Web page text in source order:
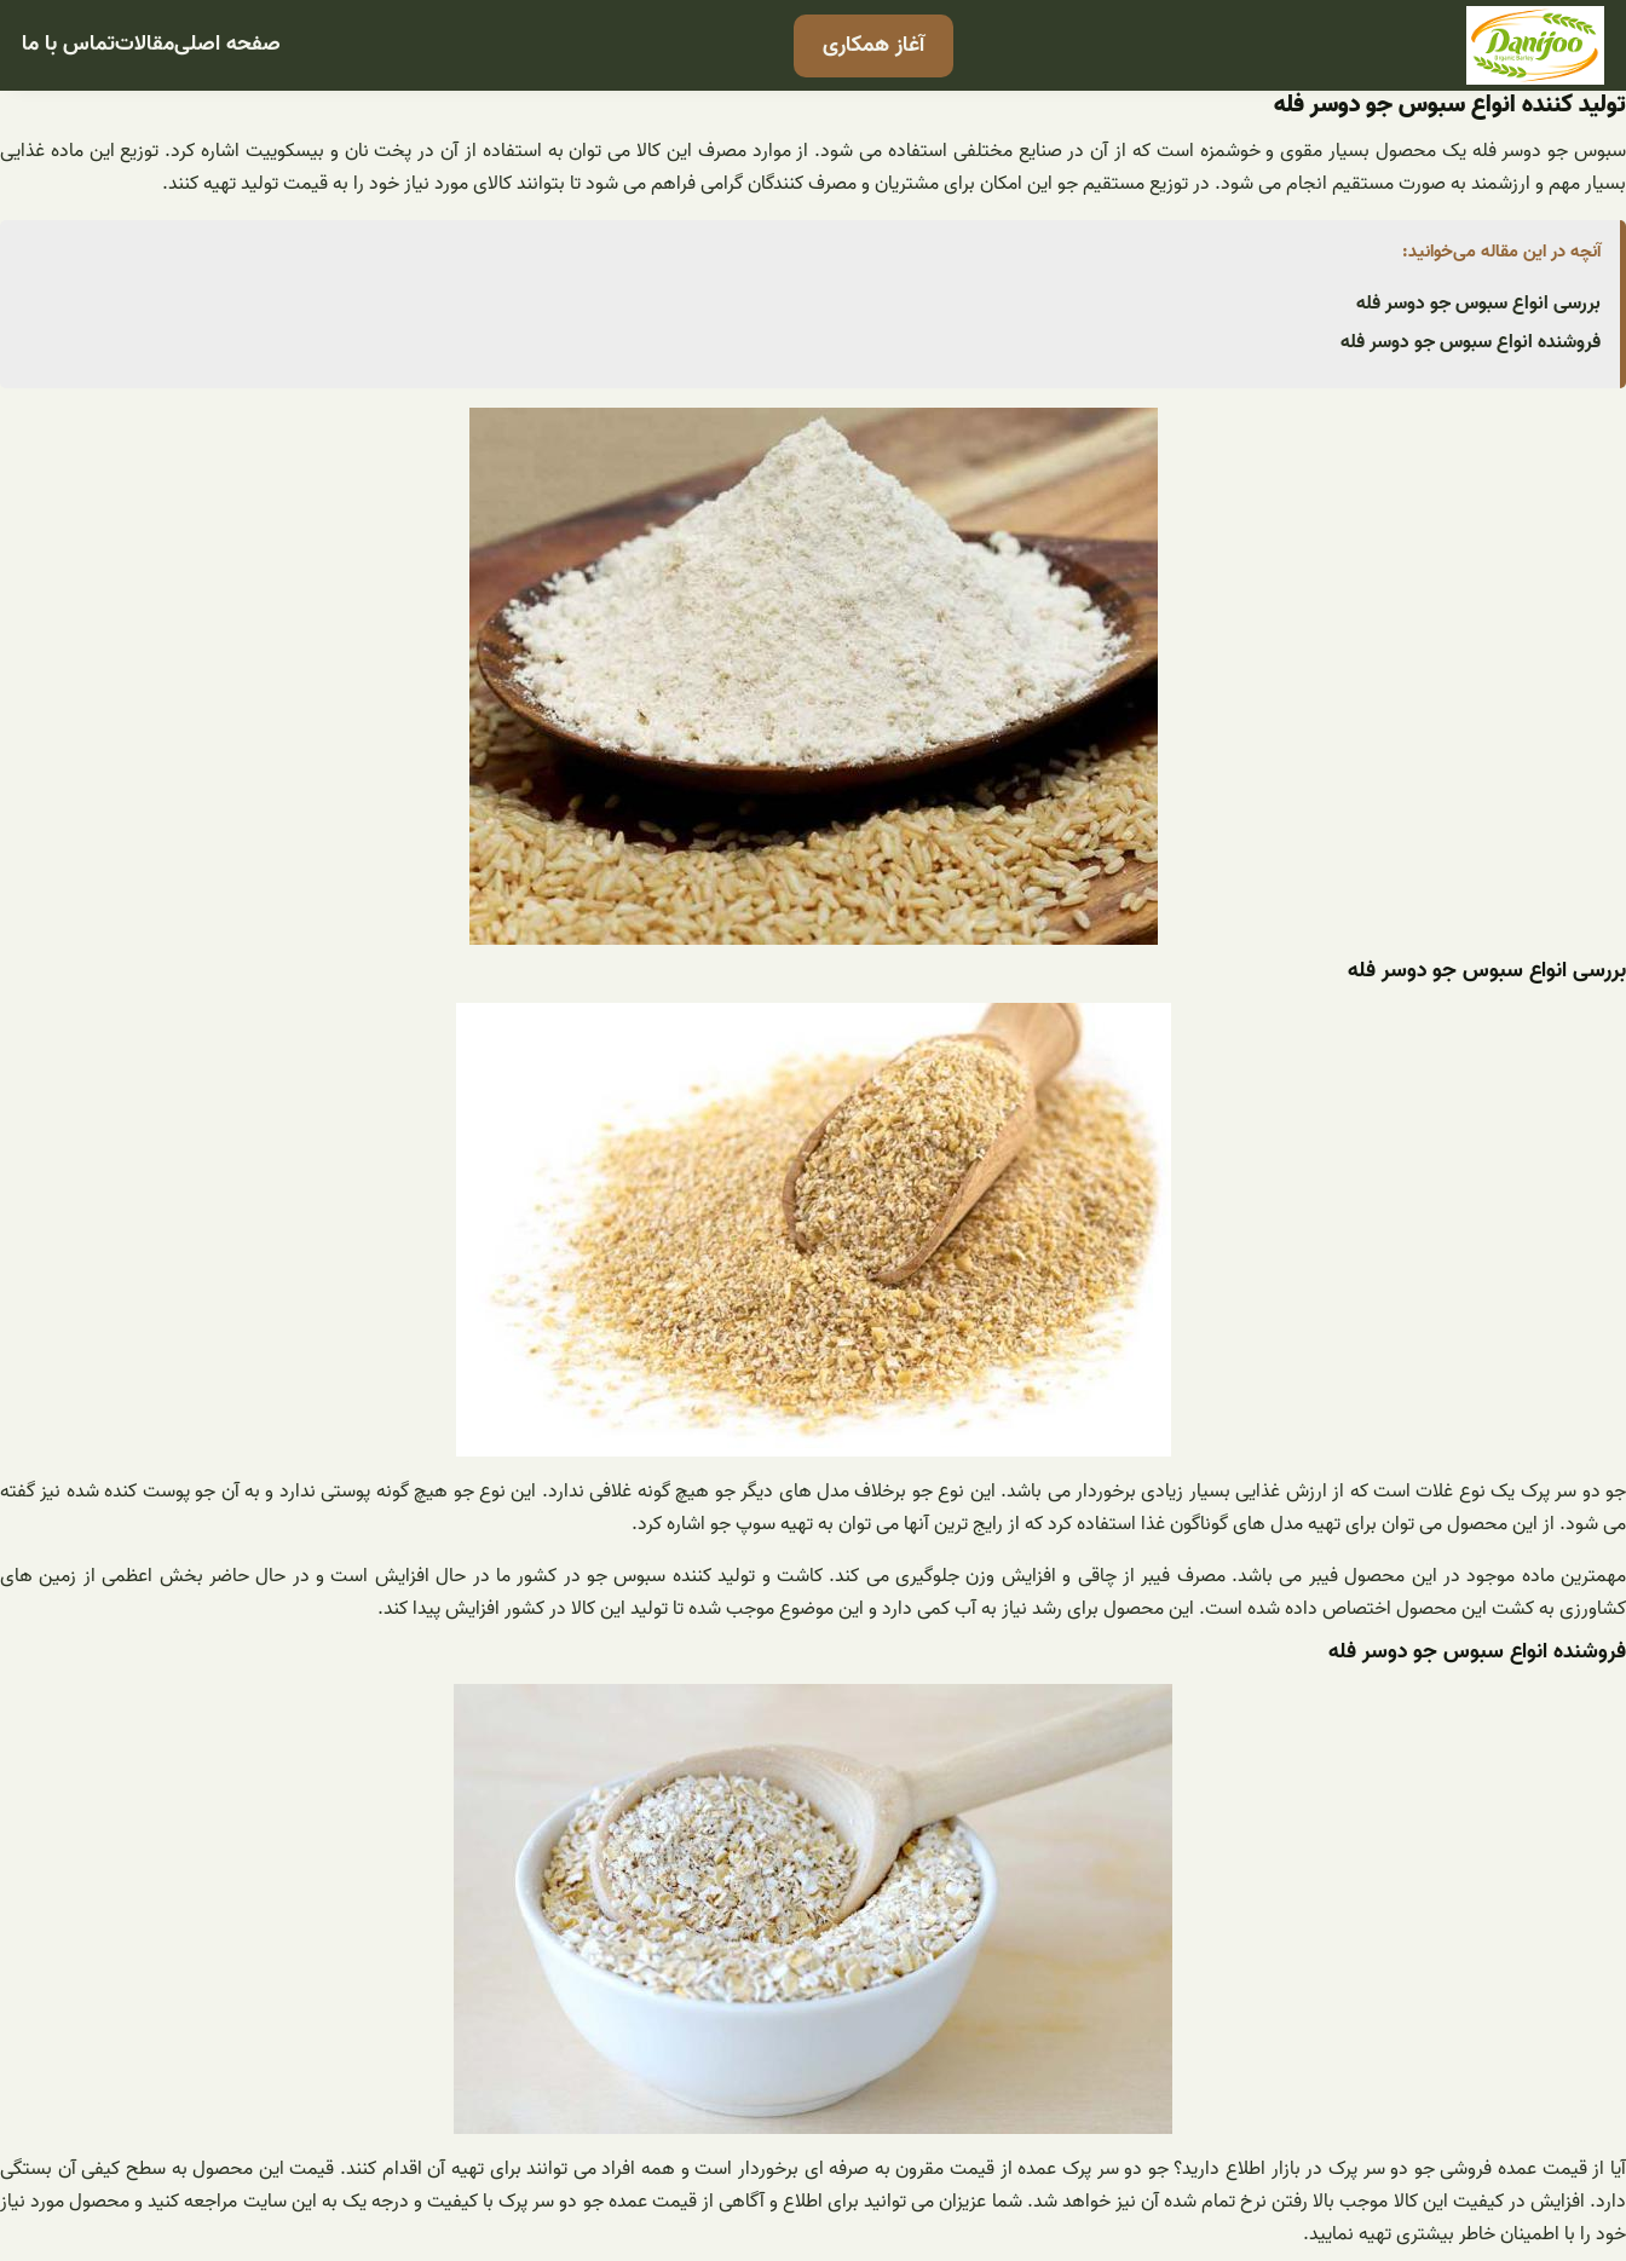
رفتن
محتوا
آغاز همکاری صفحه اصلیمقالاتتماس با ما
تولید کننده انواع سبوس جو دوسر فله
سبوس جو دوسر فله یک محصول بسیار مقوی و خوشمزه است که از آن در صنایع مختلفی استفاده می شود. از موارد مصرف این کالا می توان به استفاده از آن در پخت نان و بیسکوییت اشاره کرد. توزیع این ماده غذایی
بسیار مهم و ارزشمند به صورت مستقیم انجام می شود. در توزیع مستقیم جو این امکان برای مشتریان و مصرف کنندگان گرامی فراهم می شود تا بتوانند کالای مورد نیاز خود را به قیمت تولید تهیه کنند.
آنچه در این مقاله می‌خوانید:
بررسی انواع سبوس جو دوسر فله
فروشنده انواع سبوس جو دوسر فله
بررسی انواع سبوس جو دوسر فله
جو دو سر پرک یک نوع غلات است که از ارزش غذایی بسیار زیادی برخوردار می باشد. این نوع جو برخلاف مدل های دیگر جو هیچ گونه غلافی ندارد. این نوع جو هیچ گونه پوستی ندارد و به آن جو پوست کنده شده نیز گفته
می شود. از این محصول می توان برای تهیه مدل های گوناگون غذا استفاده کرد که از رایج ترین آنها می توان به تهیه سوپ جو اشاره کرد.
مهمترین ماده موجود در این محصول فیبر می باشد. مصرف فیبر از چاقی و افزایش وزن جلوگیری می کند. کاشت و تولید کننده سبوس جو در کشور ما در حال افزایش است و در حال حاضر بخش اعظمی از زمین های
کشاورزی به کشت این محصول اختصاص داده شده است. این محصول برای رشد نیاز به آب کمی دارد و این موضوع موجب شده تا تولید این کالا در کشور افزایش پیدا کند.
فروشنده انواع سبوس جو دوسر فله
آیا از قیمت عمده فروشی جو دو سر پرک در بازار اطلاع دارید؟ جو دو سر پرک عمده از قیمت مقرون به صرفه ای برخوردار است و همه افراد می توانند برای تهیه آن اقدام کنند. قیمت این محصول به سطح کیفی آن بستگی
دارد. افزایش در کیفیت این کالا موجب بالا رفتن نرخ تمام شده آن نیز خواهد شد. شما عزیزان می توانید برای اطلاع و آگاهی از قیمت عمده جو دو سر پرک با کیفیت و درجه یک به این سایت مراجعه کنید و محصول مورد نیاز
خود را با اطمینان خاطر بیشتری تهیه نمایید.